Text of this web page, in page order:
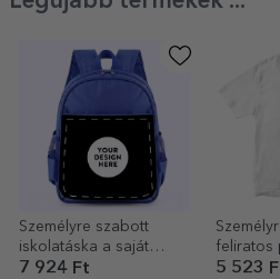
Személyre szabott
iskolatáska a saját
grafikáddal
7 924 Ft
feliratos
My
5 523